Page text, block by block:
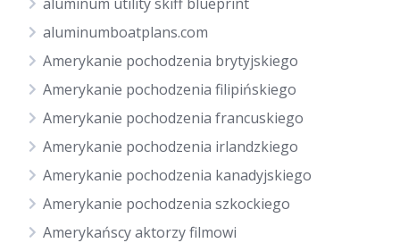
aluminumboatplans.com
Amerykanie pochodzenia brytyjskiego
Amerykanie pochodzenia filipińskiego
Amerykanie pochodzenia francuskiego
Amerykanie pochodzenia irlandzkiego
Amerykanie pochodzenia kanadyjskiego
Amerykanie pochodzenia szkockiego
Amerykańscy aktorzy filmowi